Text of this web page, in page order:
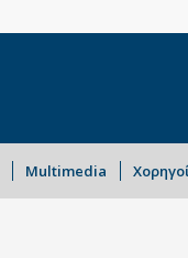
Multimedia